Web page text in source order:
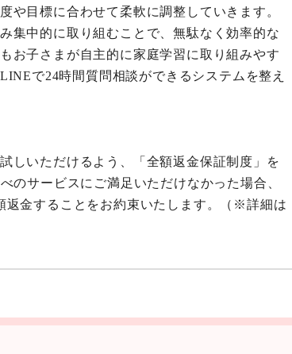
や目標に合わせて柔軟に調整していきます。
集中的に取り組むことで、無駄なく効率的な
お子さまが自主的に家庭学習に取り組みやす
で24時間質問相談ができるシステムを整え
しいただけるよう、「全額返金保証制度」を
のサービスにご満足いただけなかった場合、
返金することをお約束いたします。（※詳細は